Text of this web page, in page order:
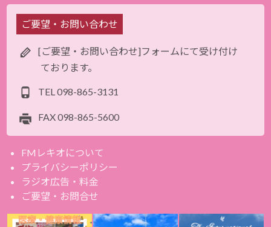
ご要望・お問い合わせ
[ご要望・お問い合わせ]フォームにて受け付け
ております。
TEL 098-865-3131
FAX098-865-5600
FMレキオについて
プライバシーポリシー
ラジオ広告・料金
ご要望・お問合せ